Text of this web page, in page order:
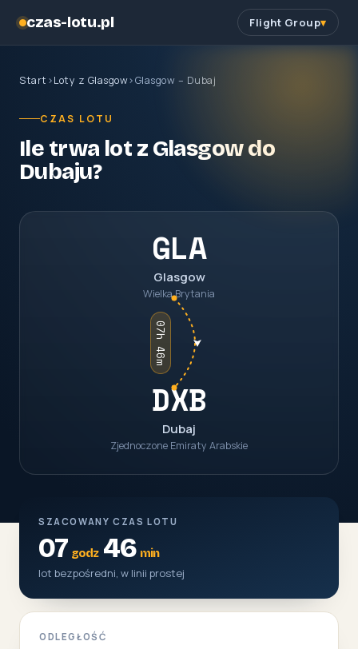
czas-lotu.pl Flight Group
Start ›Loty z Glasgow›Glasgow – Dubaj
CZAS LOTU
Ile trwa lot z Glasgow do
Dubaju?
GLA
Glasgow
Wielka Brytania
07h 46m
DXB
Dubaj
Zjednoczone Emiraty Arabskie
SZACOWANY CZAS LOTU
07 godz46 min
lot bezpośredni, w linii prostej
ODLEGŁOŚĆ